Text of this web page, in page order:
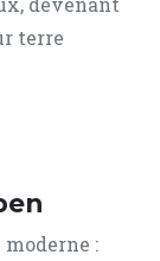
terre
: